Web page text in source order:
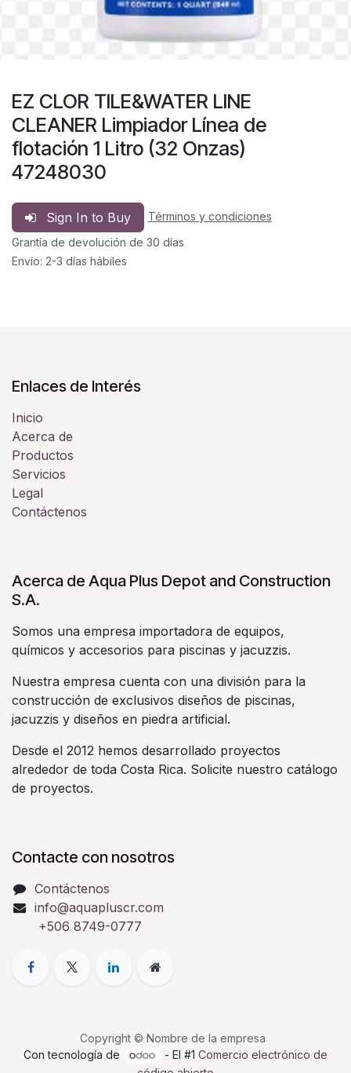
EZ CLOR TILE&WATER LINE
CLEANER Limpiador Línea de
flotación 1 Litro (32 Onzas)
47248030
Sign In to Buy
Términos y condiciones
Grantía de devolución de 30 días
Envío: 2-3 días hábiles
Enlaces de Interés
Inicio
Acerca de
Productos
Servicios
Legal
Contáctenos
Acerca de Aqua Plus Depot and Construction
S.A.
Somos una empresa importadora de equipos,
químicos y accesorios para piscinas y jacuzzis.
Nuestra empresa cuenta con una división para la
construcción de exclusivos diseños de piscinas,
jacuzzis y diseños en piedra artificial.
Desde el 2012 hemos desarrollado proyectos
alrededor de toda Costa Rica. Solicite nuestro catálogo
de proyectos.
Contacte con nosotros
Contáctenos
info@aquapluscr.com
+506 8749-0777
Copyright © Nombre de la empresa
Con tecnología de
- El #1 Comercio electrónico de